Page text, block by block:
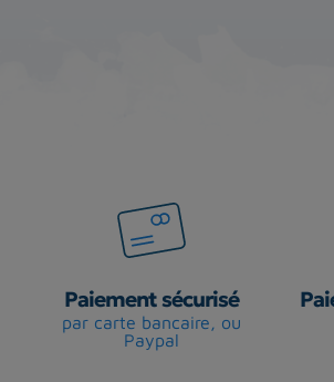
Paiement sécurisé
par carte bancaire, ou
Paypal